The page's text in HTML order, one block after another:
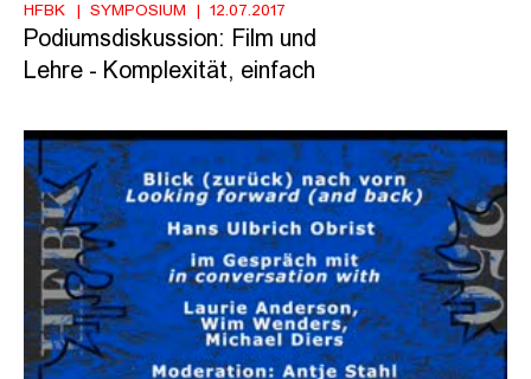
HFBK SYMPOSIUM 12.07.2017
Podiumsdiskussion: Film und
Lehre - Komplexität, einfach